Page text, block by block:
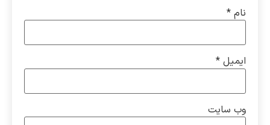
نام *
ایمیل *
وب‌ سایت